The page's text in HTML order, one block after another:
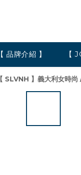
【 品牌介紹 】 【
【 SLVNH 】義大利女時尚